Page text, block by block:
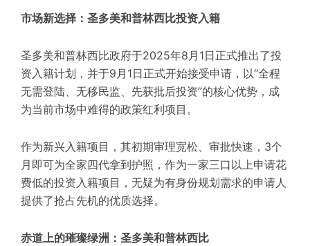
市场新选择：圣多美和普林西比投资入籍
圣多美和普林西比政府于2025年8月1日正式推出了投
资入籍计划，并于9月1日正式开始接受申请，以“全程
无需登陆、无移民监、先获批后投资”的核心优势，成
为当前市场中难得的政策红利项目。
作为新兴入籍项目，其初期审理宽松、审批快速，3个
月即可为全家四代拿到护照，作为一家三口以上申请花
费低的投资入籍项目，无疑为有身份规划需求的申请人
提供了抢占先机的优质选择。
赤道上的璀璨绿洲：圣多美和普林西比